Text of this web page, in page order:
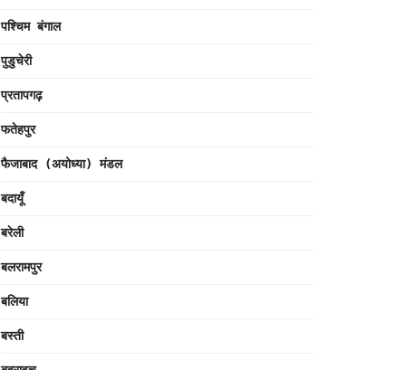
पश्चिम बंगाल
पुडुचेरी
प्रतापगढ़
फतेहपुर
फैजाबाद (अयोध्या) मंडल
बदायूँ
बरेली
बलरामपुर
बलिया
बस्ती